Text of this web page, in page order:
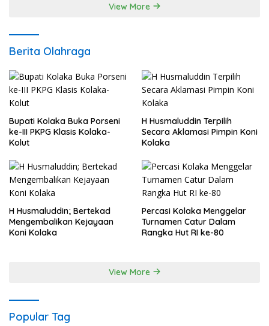
View More
Berita Olahraga
Bupati Kolaka Buka Porseni
ke-III PKPG Klasis Kolaka-
Kolut
H Husmaluddin Terpilih
Secara Aklamasi Pimpin Koni
Kolaka
H Husmaluddin; Bertekad
Mengembalikan Kejayaan
Koni Kolaka
Percasi Kolaka Menggelar
Turnamen Catur Dalam
Rangka Hut RI ke-80
View More
Popular Tag